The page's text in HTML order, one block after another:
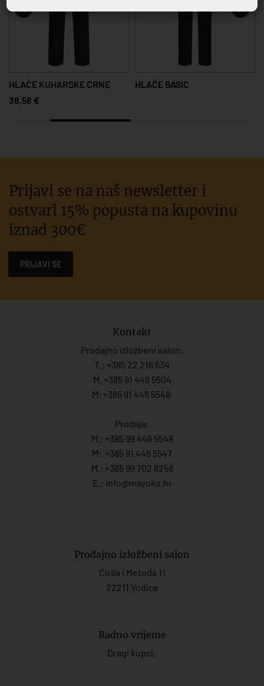
HLAČE KUHARSKE CRNE
38,58 €
HLAČE BASIC
Prijavi se na naš newsletter i
ostvari 15% popusta na kupovinu
iznad 300€
PRIJAVI SE
Kontakt
Prodajno izložbeni salon:
T.: +385 22 216 634
M. +385 91 446 5504
M: +385 91 446 5548
Prodaja:
M.: +385 99 446 5548
M: +385 91 446 5547
M.: +385 99 702 8258
E.: info@mayoko. hr
Prodajno izložbeni salon
Ćirila i Metoda 11
22211 Vodice
Radno vrijeme
Dragi kupci,